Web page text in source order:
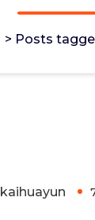
> Posts
kaihuayun